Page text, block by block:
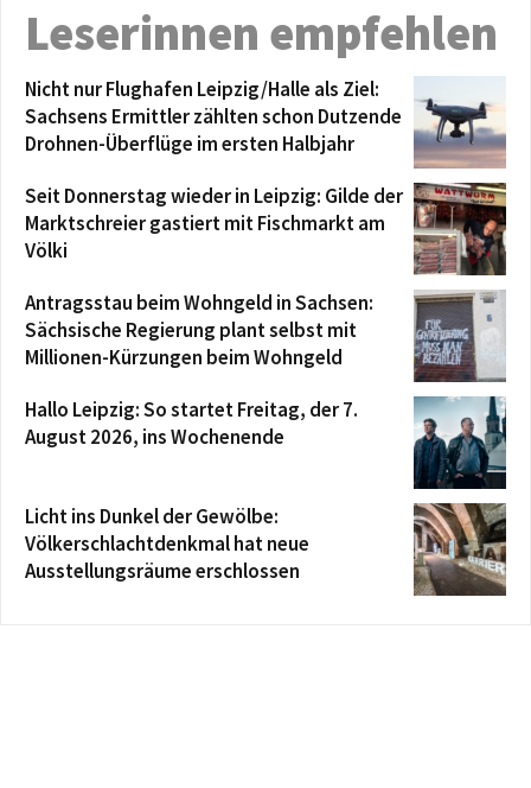
Leserinnen empfehlen
Nicht nur Flughafen Leipzig/Halle als Ziel:
Sachsens Ermittler zählten schon Dutzende
Drohnen-Überflüge im ersten Halbjahr
Seit Donnerstag wieder in Leipzig: Gilde der
Marktschreier gastiert mit Fischmarkt am
Völki
Antragsstau beim Wohngeld in Sachsen:
Sächsische Regierung plant selbst mit
Millionen-Kürzungen beim Wohngeld
Hallo Leipzig: So startet Freitag, der 7.
August 2026, ins Wochenende
Licht ins Dunkel der Gewölbe:
Völkerschlachtdenkmal hat neue
Ausstellungsräume erschlossen